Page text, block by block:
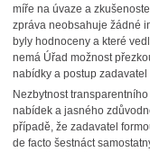
míře na úvaze a
zpráva neobsahuje žádné
byly hodnoceny a které
nemá Úřad možnost
nabídky a postup
Nezbytnost
nabídek a jasného
případě, že zadavatel
de facto šestnáct